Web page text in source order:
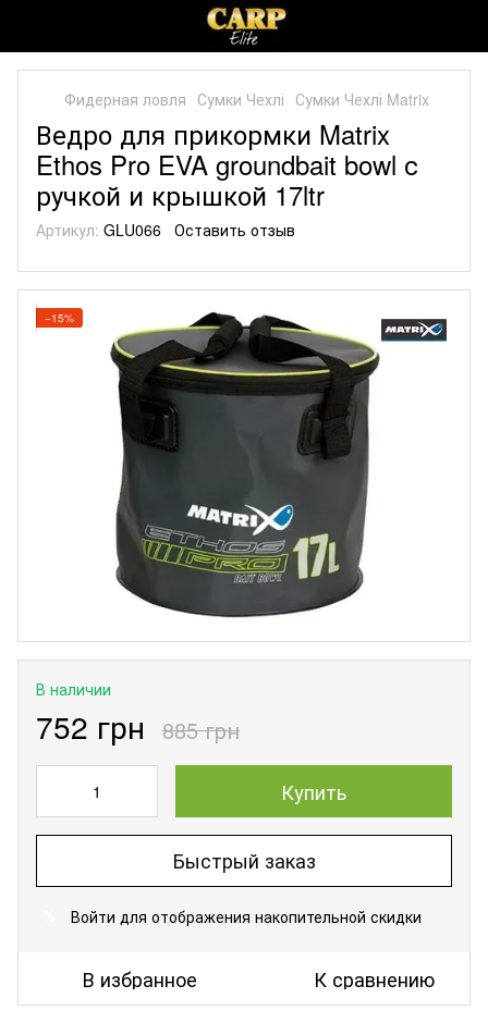
Фидерная ловля Сумки Чехлі Сумки Чехлі Matrix
Ведро для прикормки Matrix
Ethos Pro EVA groundbait bowl с
ручкой и крышкой 17ltr
Артикул: GLU066 Оставить отзыв
−15%
В наличии
752 грн 885 грн
Купить
Быстрый заказ
Войти для отображения накопительной скидки
В избранное К сравнению